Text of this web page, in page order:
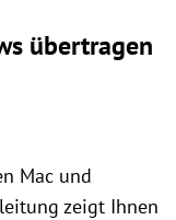
übertragen
Mac und
zeigt Ihnen